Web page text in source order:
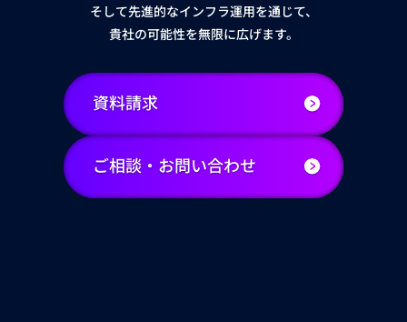
そして先進的なインフラ運用を通じて、
貴社の可能性を無限に広げます。
資料請求
ご相談・お問い合わせ